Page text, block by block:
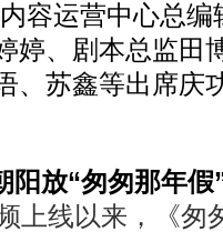
容运营中心总编
婷、剧本总监田
、苏鑫等出席庆
放“匆匆那年假
线以来，《匆